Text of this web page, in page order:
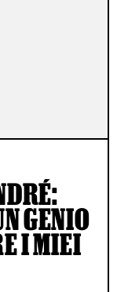
GENIO
I MIEI